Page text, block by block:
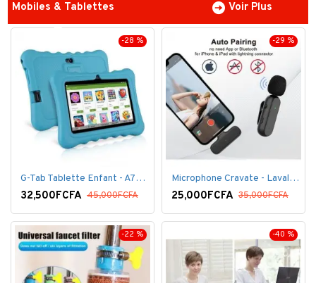
Mobiles & Tablettes Voir Plus
-28 %
G-Tab Tablette Enfant - A707 - Ecran 7" - RAM 1 Go - ROM 8 Go - 0.3 Mégapixels + pochette offerte
32,500FCFA 45,000FCFA
-29 %
Microphone Cravate - Lavalier pour smartphone, enregistrement vidéo YouTube Live Stream K60 For Type
25,000FCFA 35,000FCFA
-22 % -40 %